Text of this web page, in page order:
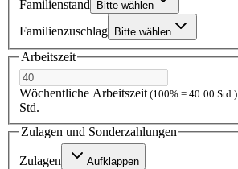
Familienstand Bitte wählen
Familienzuschlag Bitte wählen
Arbeitszeit
Wöchentliche Arbeitszeit (100% = 40:00 Std.)
Std.
Zulagen und Sonderzahlungen
Zulagen Aufklappen